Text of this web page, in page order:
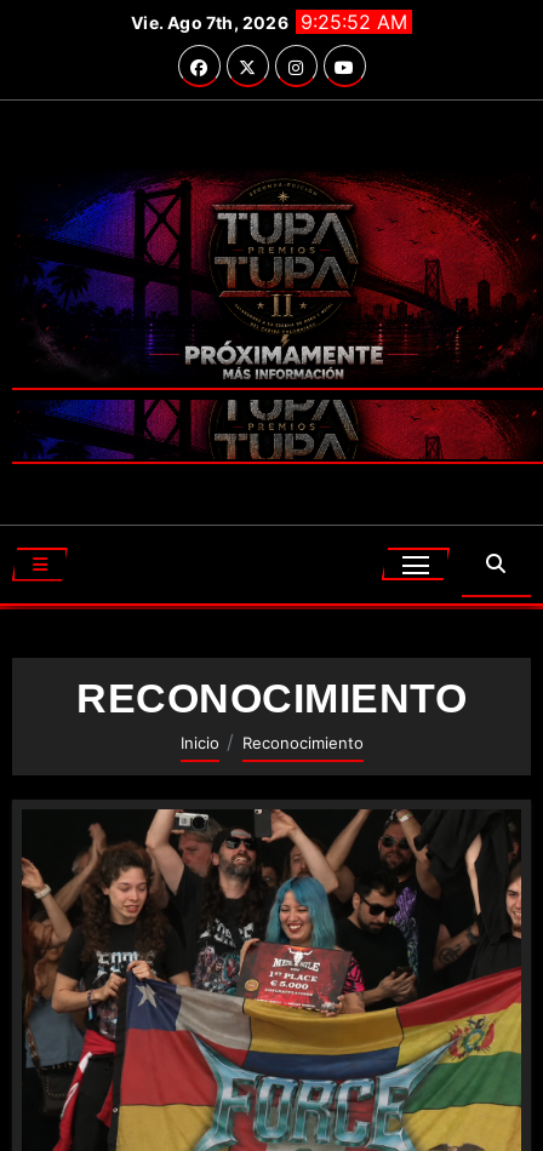
Vie. Ago 7th, 2026 9:25:54 AM
RECONOCIMIENTO
Inicio Reconocimiento